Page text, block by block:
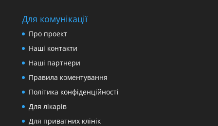
Для комунікації
Про проект
Наші контакти
Наші партнери
Правила коментування
Політика конфіденційності
Для лікарів
Для приватних клінік